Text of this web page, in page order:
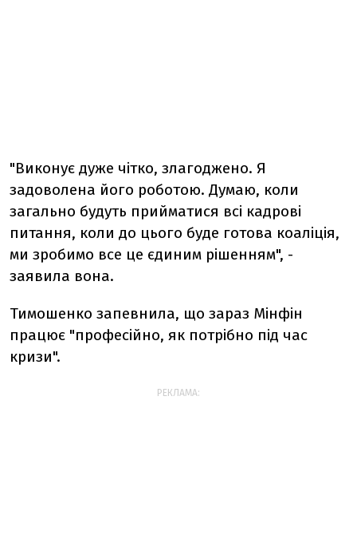
"Виконує дуже чітко, злагоджено. Я
задоволена його роботою. Думаю, коли
загально будуть прийматися всі кадрові
питання, коли до цього буде готова коаліція,
ми зробимо все це єдиним рішенням", -
заявила вона.
Тимошенко запевнила, що зараз Мінфін
працює "професійно, як потрібно під час
кризи".
РЕКЛАМА: